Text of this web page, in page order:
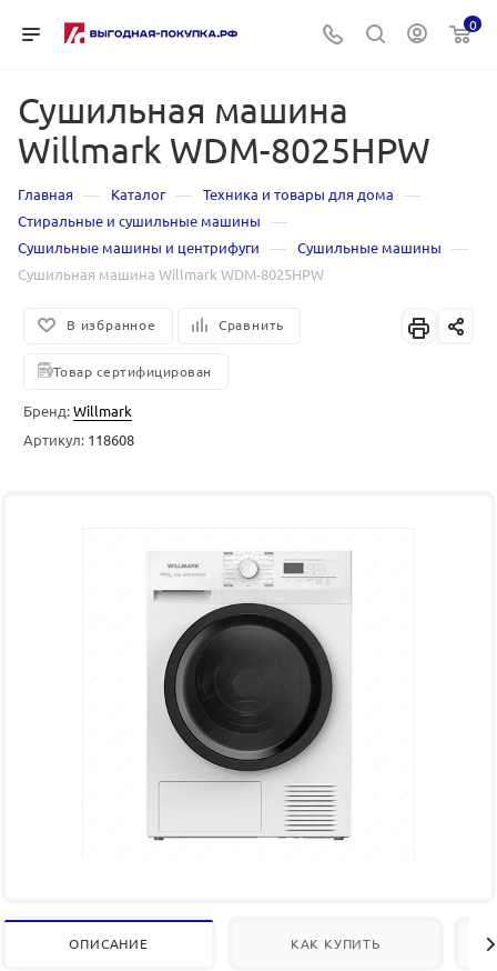
0
Сушильная машина
Willmark WDM-8025HPW
Главная — Каталог — Техника и товары для дома —
Стиральные и сушильные машины —
Сушильные машины и центрифуги — Сушильные машины —
Сушильная машина Willmark WDM-8025HPW
В избранное Сравнить
Товар сертифицирован
Бренд:Willmark
Артикул: 118608
ОПИСАНИЕ КАК КУПИТЬ